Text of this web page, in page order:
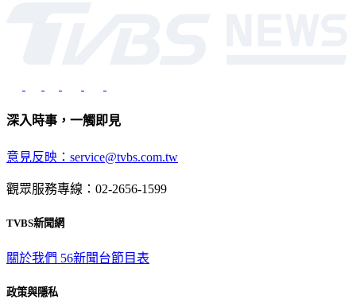
深入時事，一觸即見
意見反映：service@tvbs.com.tw
觀眾服務專線：02-2656-1599
TVBS新聞網
關於我們 56新聞台節目表
政策與隱私